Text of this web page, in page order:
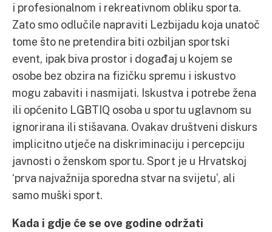
i profesionalnom i rekreativnom obliku sporta.
Zato smo odlučile napraviti Lezbijadu koja unatoč
tome što ne pretendira biti ozbiljan sportski
event, ipak biva prostor i događaj u kojem se
osobe bez obzira na fizičku spremu i iskustvo
mogu zabaviti i nasmijati. Iskustva i potrebe žena
ili općenito LGBTIQ osoba u sportu uglavnom su
ignorirana ili stišavana. Ovakav društveni diskurs
implicitno utječe na diskriminaciju i percepciju
javnosti o ženskom sportu. Sport je u Hrvatskoj
‘prva najvažnija sporedna stvar na svijetu’, ali
samo muški sport.
Kada i gdje će se ove godine održati